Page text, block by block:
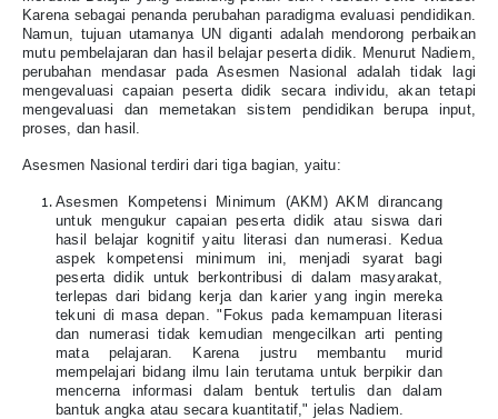
Karena sebagai penanda perubahan paradigma evaluasi pendidikan.
Namun, tujuan utamanya UN diganti adalah mendorong perbaikan
mutu pembelajaran dan hasil belajar peserta didik. Menurut Nadiem,
perubahan mendasar pada Asesmen Nasional adalah tidak lagi
mengevaluasi capaian peserta didik secara individu, akan tetapi
mengevaluasi dan memetakan sistem pendidikan berupa input,
proses, dan hasil.
Asesmen Nasional terdiri dari tiga bagian, yaitu:
Asesmen Kompetensi Minimum (AKM) AKM dirancang
untuk mengukur capaian peserta didik atau siswa dari
hasil belajar kognitif yaitu literasi dan numerasi. Kedua
aspek kompetensi minimum ini, menjadi syarat bagi
peserta didik untuk berkontribusi di dalam masyarakat,
terlepas dari bidang kerja dan karier yang ingin mereka
tekuni di masa depan. "Fokus pada kemampuan literasi
dan numerasi tidak kemudian mengecilkan arti penting
mata pelajaran. Karena justru membantu murid
mempelajari bidang ilmu lain terutama untuk berpikir dan
mencerna informasi dalam bentuk tertulis dan dalam
bantuk angka atau secara kuantitatif," jelas Nadiem.